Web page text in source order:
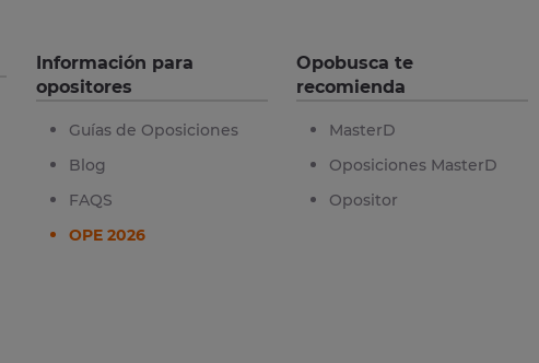
Información para
opositores
Guías de Oposiciones
Blog
FAQS
OPE 2026
Opobusca te
recomienda
MasterD
Oposiciones MasterD
Opositor